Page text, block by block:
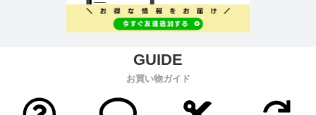
お買い物ガイド